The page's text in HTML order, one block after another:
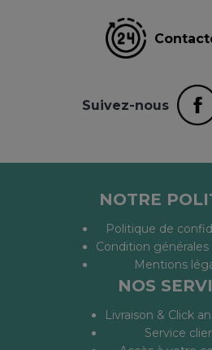
Suivez-nous
NOTRE
Politique de
Condition
Mentions
NOS
Livraison & Click
Service